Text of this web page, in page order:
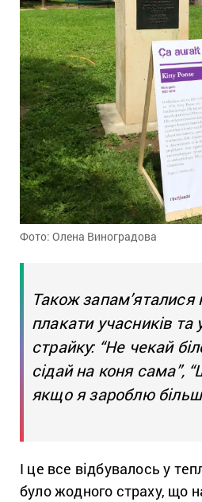
Фото: Олена Виноградова
Також запам’яталися
плакати учасників та
страйку: “Не чекай
сідай на коня сама”,
якщо я зароблю
І це все відбувалось у
було жодного страху, що